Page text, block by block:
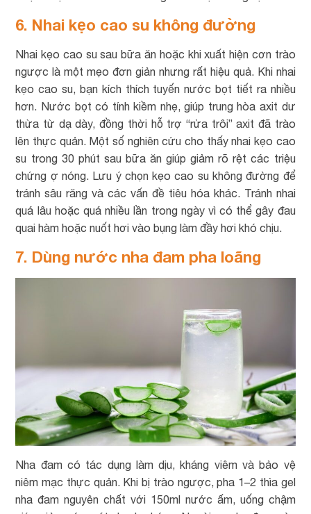
6. Nhai kẹo cao su không đường
Nhai kẹo cao su sau bữa ăn hoặc khi xuất hiện cơn trào
ngược là một mẹo đơn giản nhưng rất hiệu quả. Khi nhai
kẹo cao su, bạn kích thích tuyến nước bọt tiết ra nhiều
hơn. Nước bọt có tính kiềm nhẹ, giúp trung hòa axit dư
thừa từ dạ dày, đồng thời hỗ trợ “rửa trôi” axit đã trào
lên thực quản. Một số nghiên cứu cho thấy nhai kẹo cao
su trong 30 phút sau bữa ăn giúp giảm rõ rệt các triệu
chứng ợ nóng. Lưu ý chọn kẹo cao su không đường để
tránh sâu răng và các vấn đề tiêu hóa khác. Tránh nhai
quá lâu hoặc quá nhiều lần trong ngày vì có thể gây đau
quai hàm hoặc nuốt hơi vào bụng làm đầy hơi khó chịu.
7. Dùng nước nha đam pha loãng
Nha đam có tác dụng làm dịu, kháng viêm và bảo vệ
niêm mạc thực quản. Khi bị trào ngược, pha 1–2 thìa gel
nha đam nguyên chất với 150ml nước ấm, uống chậm